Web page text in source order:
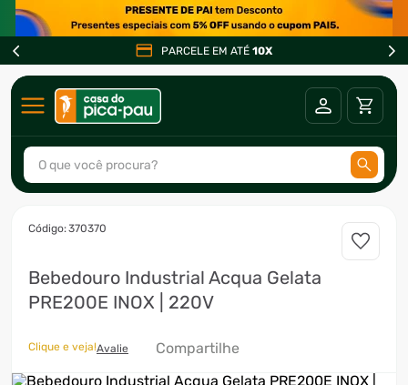
PARCELE EM ATÉ 10X
O que você procura?
:370370
Bebedouro Industrial Acqua Gelata
PRE200E INOX | 220V
Clique e veja!Avalie Compartilhe
2º
freezer
3º
fogão
4º
forno
5º
cervejeira